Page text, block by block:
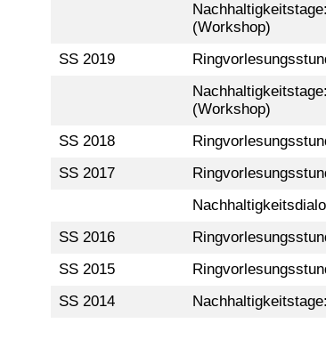
(Workshop)
SS 2019
(Workshop)
SS 2018
SS 2017
SS 2016
SS 2015
SS 2014